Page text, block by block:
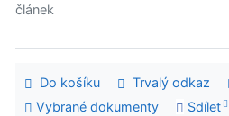
článek
Do košíku Trvalý odkaz
Vybrané dokumenty
Sdílet